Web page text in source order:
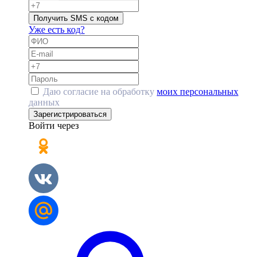
Получить SMS с кодом
Уже есть код?
Даю согласие на обработку моих персональных
данных
Зарегистрироваться
Войти через